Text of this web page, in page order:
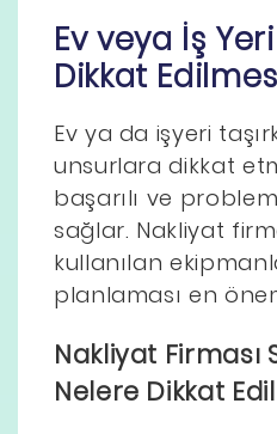
Ev veya İş
Dikkat
Ev ya da işyeri
unsurlara dikkat
başarılı ve
sağlar. Nakliyat
kullanılan
planlaması en
Nakliyat Firması
Nelere Dikkat